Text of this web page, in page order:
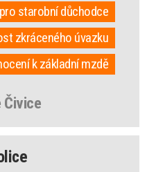
starobní důchodce
zkráceného úvazku
k základní mzdě
Čivice